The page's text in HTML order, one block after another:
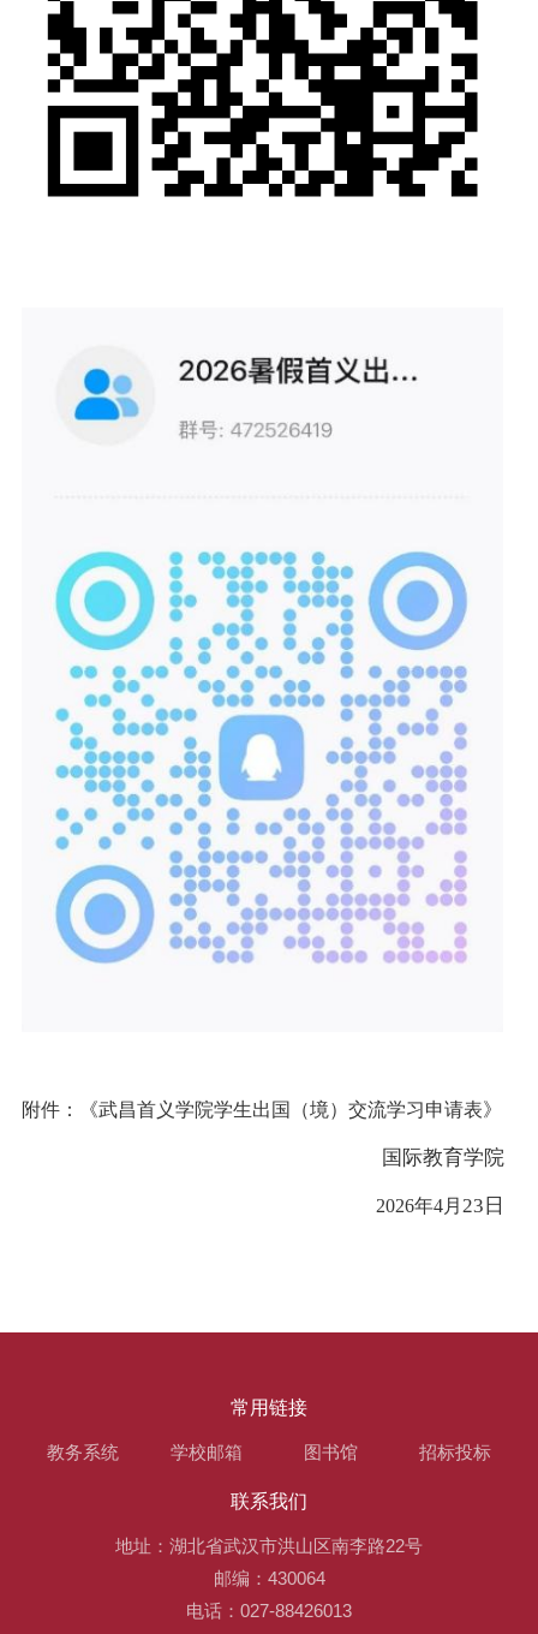
附件：《武昌首义学院学生出国（境）交流学习申请表》
国际教育学院
2026年4月 23 日
常用链接
教务系统 学校邮箱 图书馆 招标投标
联系我们
地址：湖北省武汉市洪山区南李路22号
邮编：430064
电话：027-88426013